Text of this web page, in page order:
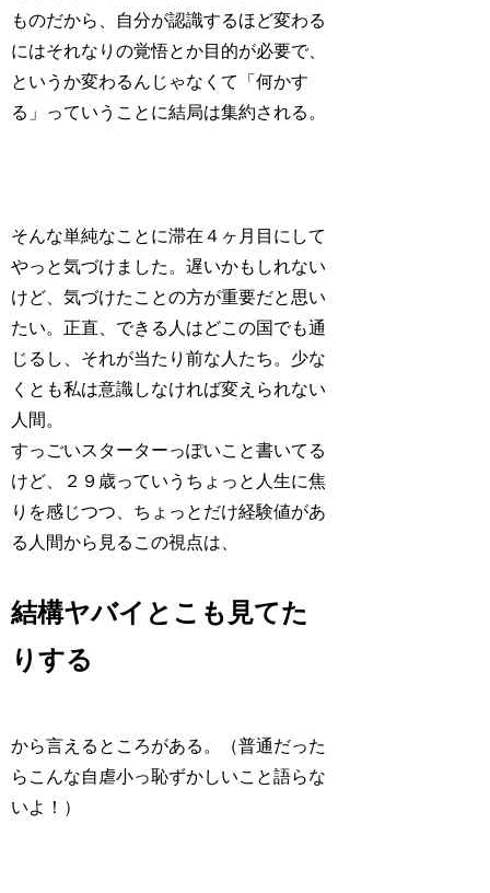
ものだから、自分が認識するほど変わる
にはそれなりの覚悟とか目的が必要で、
というか変わるんじゃなくて「何かす
る」っていうことに結局は集約される。
そんな単純なことに滞在４ヶ月目にして
やっと気づけました。遅いかもしれない
けど、気づけたことの方が重要だと思い
たい。正直、できる人はどこの国でも通
じるし、それが当たり前な人たち。少な
くとも私は意識しなければ変えられない
人間。
すっごいスターターっぽいこと書いてる
けど、２９歳っていうちょっと人生に焦
りを感じつつ、ちょっとだけ経験値があ
る人間から見るこの視点は、
結構ヤバイとこも見てた
りする
から言えるところがある。（普通だった
らこんな自虐小っ恥ずかしいこと語らな
いよ！）